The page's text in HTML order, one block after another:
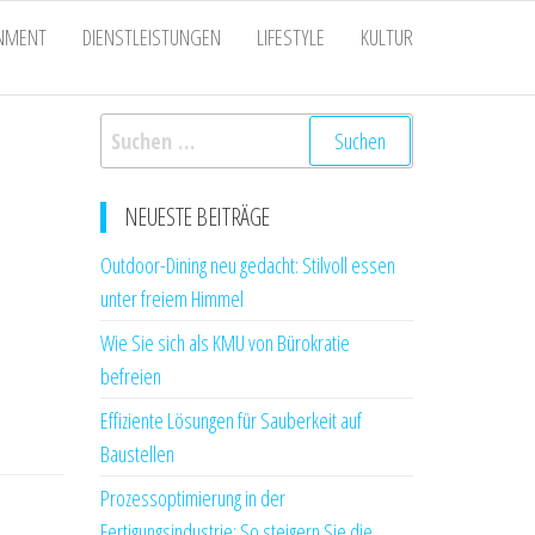
DIENSTLEISTUNGEN LIFESTYLE KULTUR
Suchen
nach:
NEUESTE BEITRÄGE
Outdoor-Dining neu gedacht: Stilvoll essen
unter freiem Himmel
Wie Sie sich als KMU von Bürokratie
befreien
Effiziente Lösungen für Sauberkeit auf
Baustellen
Prozessoptimierung in der